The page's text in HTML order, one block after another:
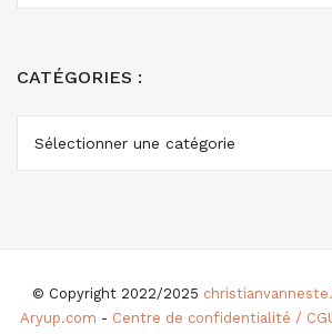
CATÉGORIES :
CATÉGORIES
© Copyright 2022/2025
Aryup.com - Centre de confidentialité /